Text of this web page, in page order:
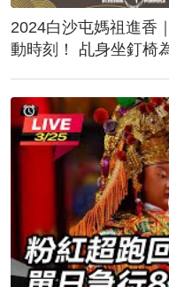
2024白沙屯媽祖進香
動時刻！ 乩身坐釘椅